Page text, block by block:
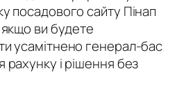
посадового сайту Пінап
ви будете
усамітнено генерал-бас
і рішення без